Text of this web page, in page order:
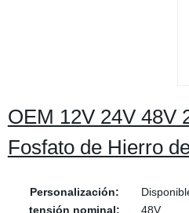
OEM 12V 24V 48V
Fosfato de Hierro
Personalización:
tensión nominal:
48V